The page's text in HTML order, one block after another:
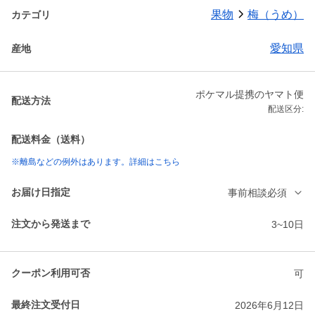
カテゴリ 果物 梅（うめ）
産地 愛知県
配送方法
ポケマル提携のヤマト便
配送区分:
配送料金（送料）
※離島などの例外はあります。詳細はこちら
お届け日指定 事前相談必須
注文から発送まで 3~10日
クーポン利用可否 可
最終注文受付日 2026年6月12日